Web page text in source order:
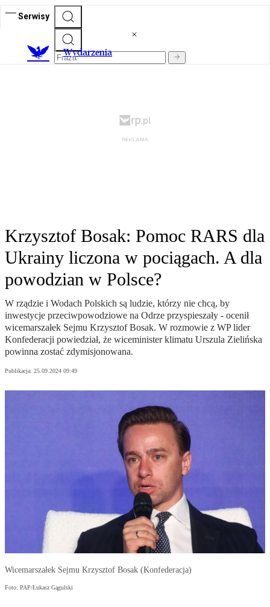
Serwisy
Wydarzenia
Krzysztof Bosak: Pomoc RARS dla
Ukrainy liczona w pociągach. A dla
powodzian w Polsce?
W rządzie i Wodach Polskich są ludzie, którzy nie chcą, by
inwestycje przeciwpowodziowe na Odrze przyspieszały - ocenił
wicemarszałek Sejmu Krzysztof Bosak. W rozmowie z WP lider
Konfederacji powiedział, że wiceminister klimatu Urszula Zielińska
powinna zostać zdymisjonowana.
Publikacja: 25.09.2024 09:49
Wicemarszałek Sejmu Krzysztof Bosak (Konfederacja)
Foto: PAP/Łukasz Gągulski